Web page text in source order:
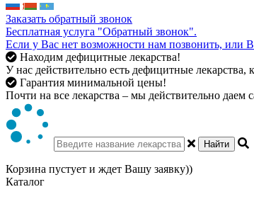
Заказать обратный звонок
Бесплатная услуга "Обратный звонок".
Если у Вас нет возможности нам позвонить, или
Находим дефицитные лекарства!
У нас действительно есть дефицитные
Гарантия минимальной цены!
Почти на все лекарства – мы действительно
Найти
Корзина пустует и ждет Вашу заявку))
Каталог